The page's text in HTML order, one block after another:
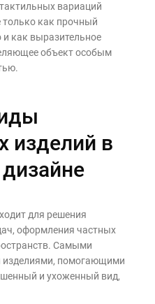
вариаций
только как прочный
как выразительное
объект особым
изделий в
для решения
оформления частных
Самыми
изделиями, помогающими
и ухоженный вид,